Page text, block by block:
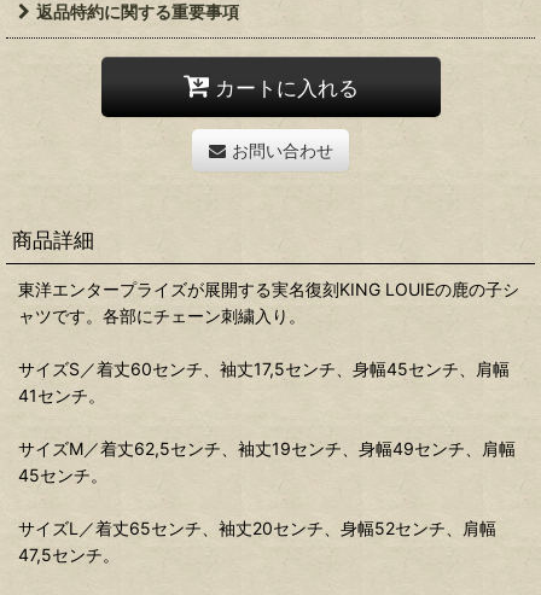
返品特約に関する重要事項
カートに入れる
お問い合わせ
商品詳細
東洋エンタープライズが展開する実名復刻KING LOUIEの鹿の子シ
ャツです。各部にチェーン刺繍入り。
サイズS／着丈60センチ、袖丈17,5センチ、身幅45センチ、肩幅
41センチ。
サイズM／着丈62,5センチ、袖丈19センチ、身幅49センチ、肩幅
45センチ。
サイズL／着丈65センチ、袖丈20センチ、身幅52センチ、肩幅
47,5センチ。